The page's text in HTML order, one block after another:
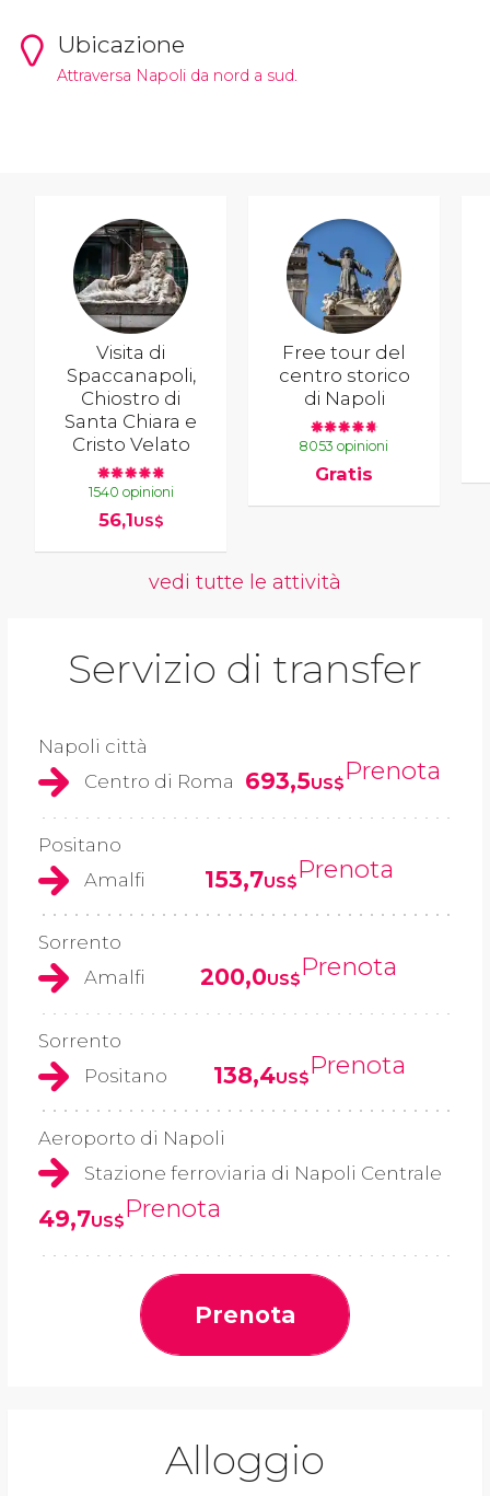
Ubicazione
Attraversa Napoli da nord a sud.
Visita di
Spaccanapoli,
Chiostro di
Santa Chiara e
Cristo Velato
1540 opinioni
56,1US$
Free tour del
centro storico
di Napoli
8053 opinioni
Gratis
vedi tutte le attività
Servizio di transfer
Napoli città
Centro di Roma
693,5US$Prenota
Positano
Amalfi
153,7US$Prenota
Sorrento
Amalfi
200,0US$Prenota
Sorrento
Positano
138,4US$Prenota
Aeroporto di Napoli
Stazione ferroviaria di Napoli Centrale
49,7US$Prenota
Prenota
Alloggio